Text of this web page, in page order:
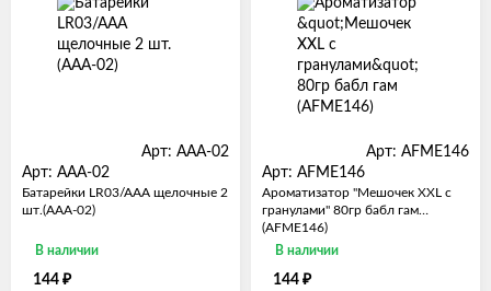
Арт: AAA-02
Арт: AAA-02
Батарейки LR03/AAA щелочные 2
шт.(AAA-02)
В наличии
144 ₽
Арт: AFME146
Арт: AFME146
Ароматизатор "Мешочек XXL с
гранулами" 80гр бабл гам
(AFME146)
В наличии
144 ₽